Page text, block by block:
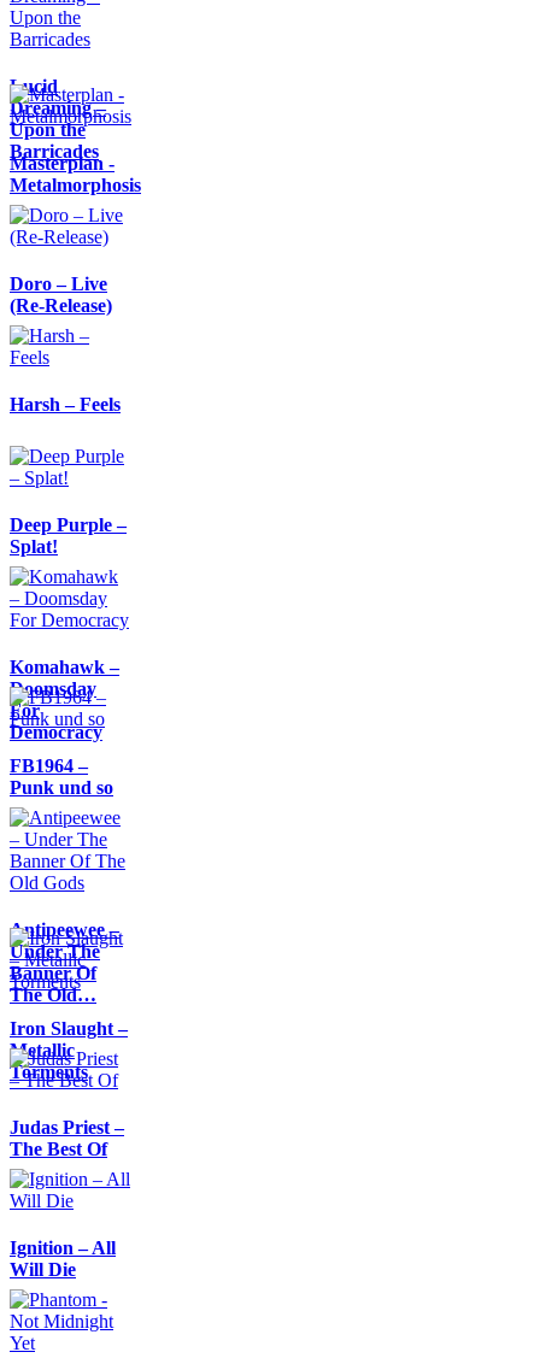
Lucid
Dreaming –
Upon the
Barricades
Masterplan -
Metalmorphosis
Doro – Live
(Re-Release)
Harsh – Feels
Deep Purple –
Splat!
Komahawk –
Doomsday
For
Democracy
FB1964 –
Punk und so
Antipeewee –
Under The
Banner Of
The Old…
Iron Slaught –
Metallic
Torments
Judas Priest –
The Best Of
Ignition – All
Will Die